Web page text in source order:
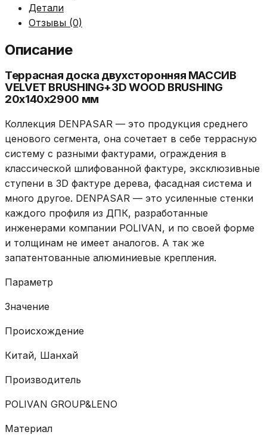
Детали
Отзывы (0)
Описание
Террасная доска двухсторонняя МАССИВ
VELVET BRUSHING+3D WOOD BRUSHING
20х140х2900 мм
Коллекция DENPASAR — это продукция среднего
ценового сегмента, она сочетает в себе террасную
систему с разными фактурами, ограждения в
классической шлифованной фактуре, эксклюзивные
ступени в 3D фактуре дерева, фасадная система и
много другое. DENPASAR — это усиленные стенки
каждого профиля из ДПК, разработанные
инженерами компании POLIVAN, и по своей форме
и толщинам не имеет аналогов. А так же
запатентованные алюминиевые крепления.
Параметр
Значение
Происхождение
Китай, Шанхай
Производитель
POLIVAN GROUP&LENO
Материал